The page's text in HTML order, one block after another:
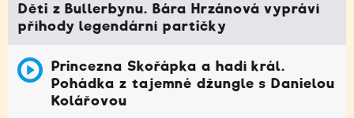
Děti z Bullerbynu. Bára Hrzánová vypráví
příhody legendární partičky
Princezna Skořápka a hadí král.
Pohádka z tajemné džungle s Danielou
Kolářovou